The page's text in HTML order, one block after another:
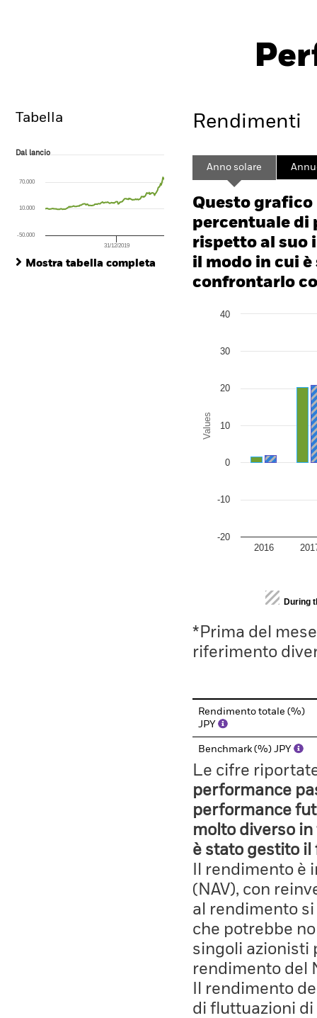
Tabella
Dal lancio
The chart has 1 Y axis displaying values. Range: -600 to 1200.
Dal lancio
31/12/2019
-50.000
10.000
70.000
Mostra tabella completa
Rendimenti
Anno solare
Questo
percentuale di
rispetto al suo
il modo in cui
confrontarlo
Bar chart with 2 data
Values
2016
-20
-10
0
10
20
30
40
End of interactive chart.
During
*Prima del
riferimento
Rendimento totale (%)
JPY
Benchmark (%) JPY
Le cifre
performance
performance
molto diverso
è stato gestito il
Il rendimento è
(NAV), con
al rendimento si
che potrebbe
singoli azionisti
rendimento del
Il rendimento
di fluttuazioni di